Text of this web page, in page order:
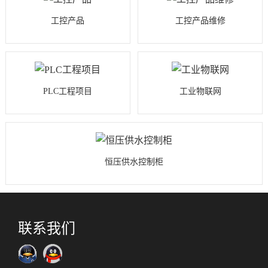
工控产品 工控产品维修
PLC工程项目 工业物联网
恒压供水控制柜
联系我们